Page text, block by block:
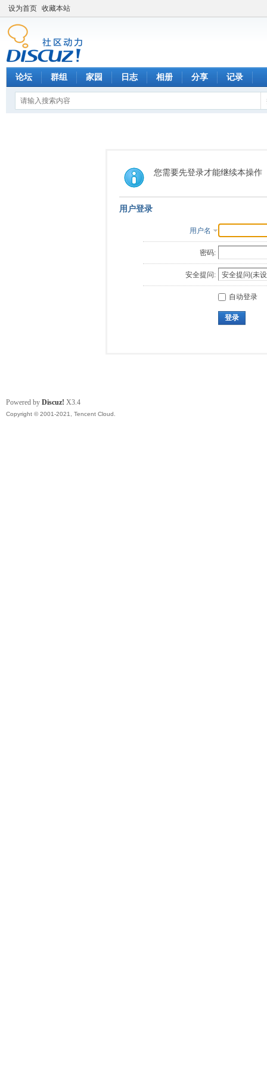
设为首页 收藏本站
论坛 群组 家园 日志 相册 分享 记录
您需要先登录才能继续本操作
用户登录
用户名
密码:
安全提问:
自动登录
登录
Powered by Discuz! X3.4
Copyright © 2001-2021, Tencent Cloud.